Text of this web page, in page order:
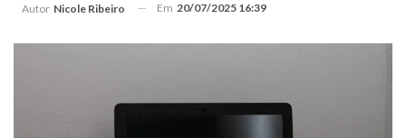
Autor Nicole Ribeiro Em 20/07/2025 16:39